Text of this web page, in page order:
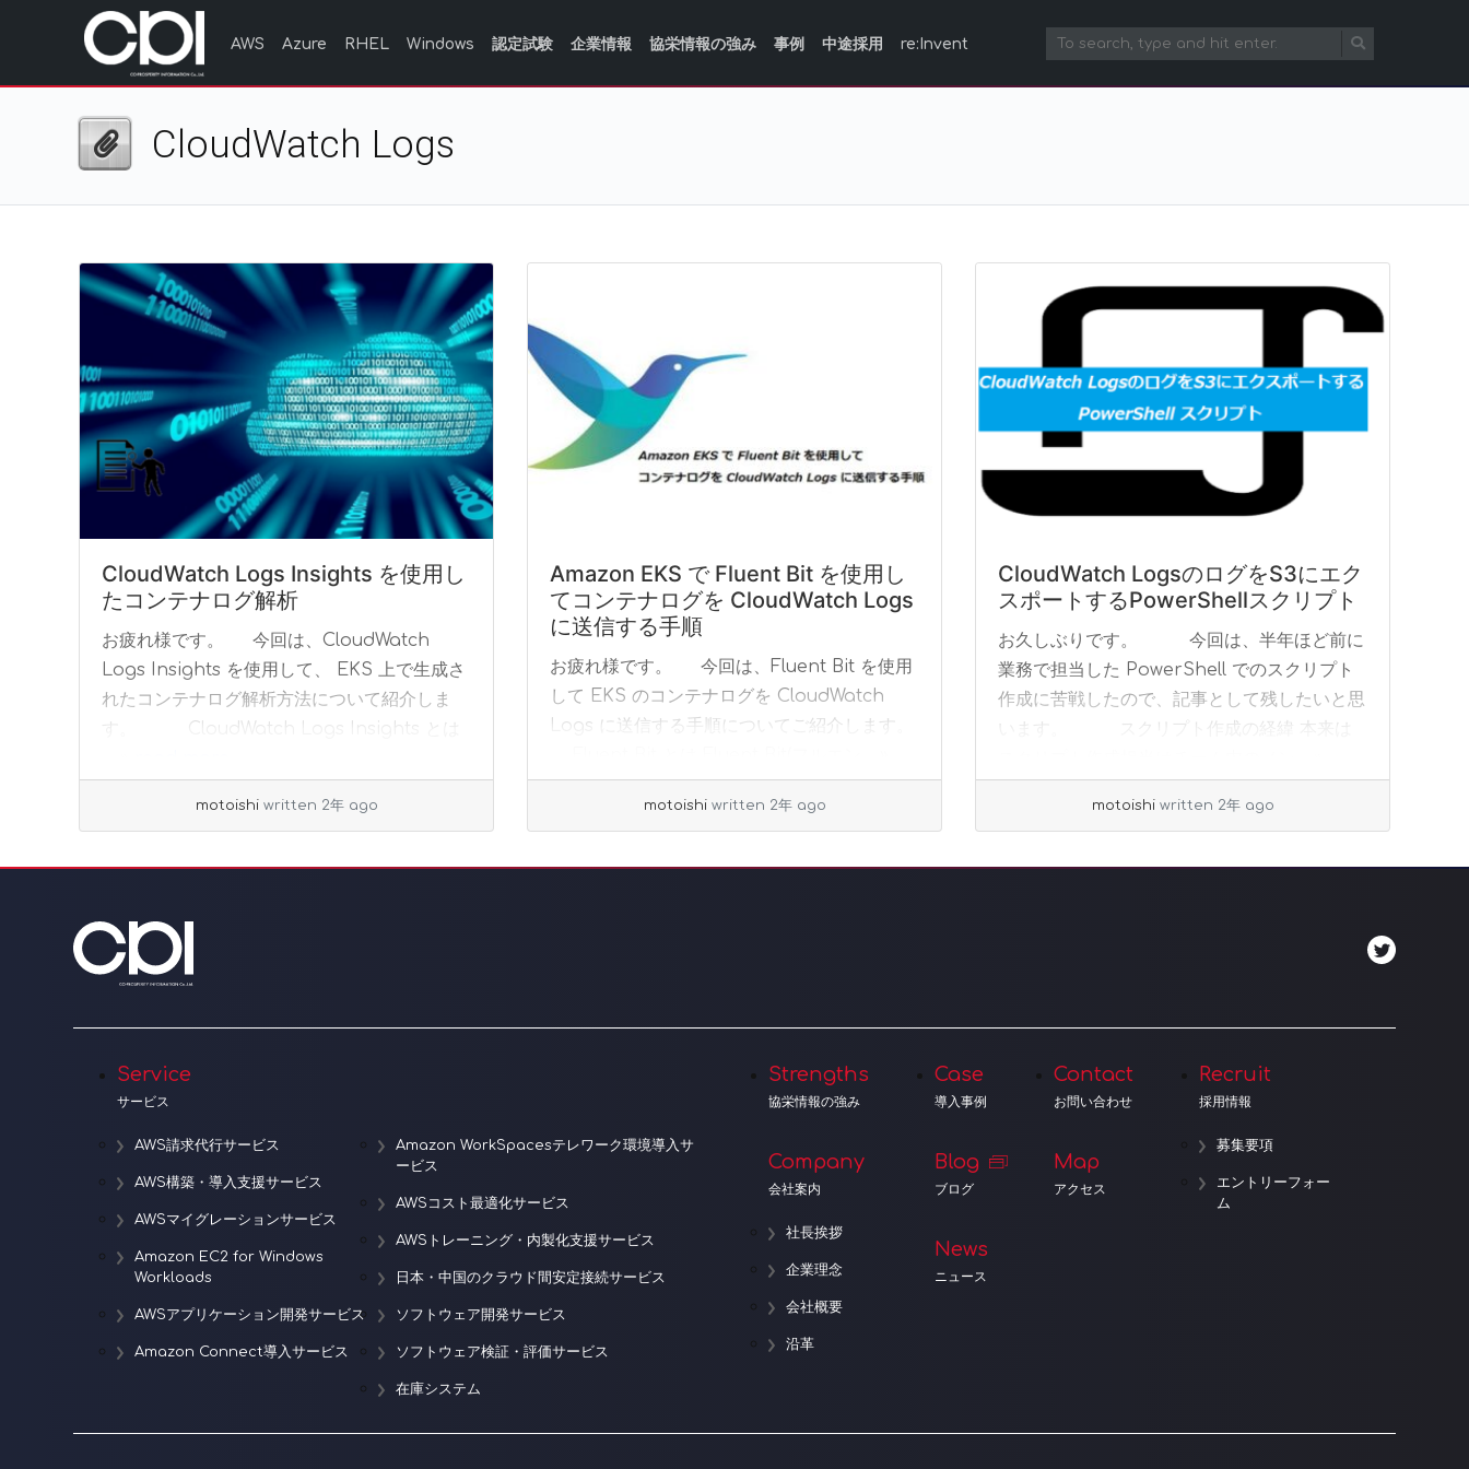
AWS Azure RHEL Windows 認定試験 企業情報 協栄情報の強み 事例 中途採用 re:Invent
CloudWatch Logs
CloudWatch Logs Insights を使用し
たコンテナログ解析
お疲れ様です。 今回は、CloudWatch
Logs Insights を使用して、 EKS 上で生成さ
れたコンテナログ解析方法について紹介しま
す。 CloudWatch Logs Insights とは
motoishi written 2年 ago
Amazon EKS で Fluent Bit を使用し
てコンテナログを CloudWatch Logs
に送信する手順
お疲れ様です。 今回は、Fluent Bit を使用
して EKS のコンテナログを CloudWatch
Logs に送信する手順についてご紹介します。
read more
motoishi written 2年 ago
CloudWatch LogsのログをS3にエク
スポートするPowerShellスクリプト
お久しぶりです。 今回は、半年ほど前に
業務で担当した PowerShell でのスクリプト
作成に苦戦したので、記事として残したいと思
います。 スクリプト作成の経緯 本来は
motoishi written 2年 ago
Service
サービス
AWS請求代行サービス
AWS構築・導入支援サービス
AWSマイグレーションサービス
Amazon EC2 for Windows
Workloads
AWSアプリケーション開発サービス
Amazon Connect導入サービス
Amazon WorkSpacesテレワーク環境導入サ
ービス
AWSコスト最適化サービス
AWSトレーニング・内製化支援サービス
日本・中国のクラウド間安定接続サービス
ソフトウェア開発サービス
ソフトウェア検証・評価サービス
在庫システム
Strengths
協栄情報の強み
Company
会社案内
社長挨拶
企業理念
会社概要
沿革
Case
導入事例
Blog
ブログ
News
ニュース
Contact
お問い合わせ
Map
アクセス
Recruit
採用情報
募集要項
エントリーフォー
ム